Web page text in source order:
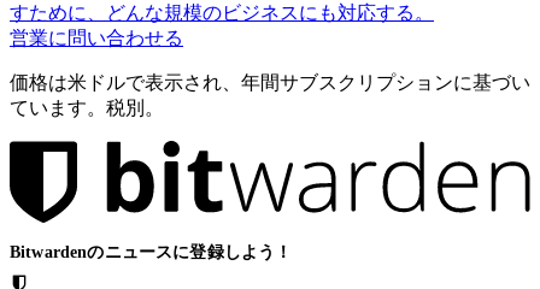
すために、どんな規模のビジネスにも対応する。
営業に問い合わせる
価格は米ドルで表示され、年間サブスクリプションに基づい
ています。税別。
Bitwardenのニュースに登録しよう！